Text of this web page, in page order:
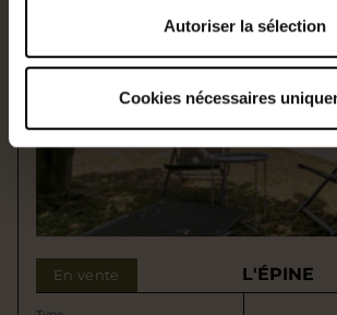
Autoriser la sélection
Cookies nécessaires
En vente L'ÉPINE